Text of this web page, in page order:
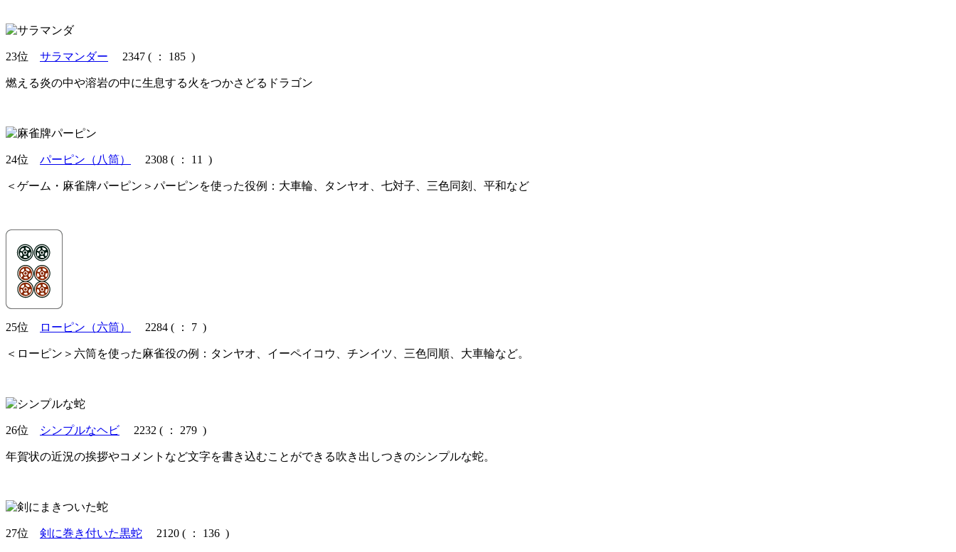
23位 サラマンダー 2347 ( ： 185 )
燃える炎の中や溶岩の中に生息する火をつかさどるドラゴン
24位 パーピン（八筒） 2308 ( ： 11 )
＜ゲーム・麻雀牌パーピン＞パーピンを使った役例：大車輪、タンヤオ、七対子、三色同刻、平和など
25位 ローピン（六筒） 2284 ( ： 7 )
＜ローピン＞六筒を使った麻雀役の例：タンヤオ、イーペイコウ、チンイツ、三色同順、大車輪など。
26位 シンプルなヘビ 2232 ( ： 279 )
年賀状の近況の挨拶やコメントなど文字を書き込むことができる吹き出しつきのシンプルな蛇。
27位 剣に巻き付いた黒蛇 2120 ( ： 136 )